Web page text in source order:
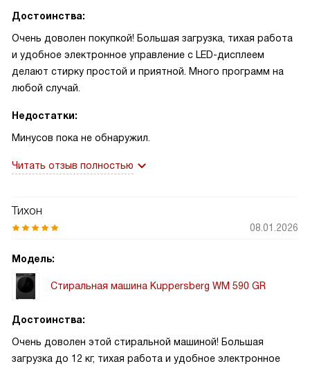
Достоинства:
Очень доволен покупкой! Большая загрузка, тихая работа
и удобное электронное управление с LED-дисплеем
делают стирку простой и приятной. Много программ на
любой случай.
Недостатки:
Минусов пока не обнаружил.
Читать отзыв полностью
Тихон
08.01.2026
Модель:
Стиральная машина Kuppersberg WM 590 GR
Достоинства:
Очень доволен этой стиральной машиной! Большая
загрузка до 12 кг, тихая работа и удобное электронное